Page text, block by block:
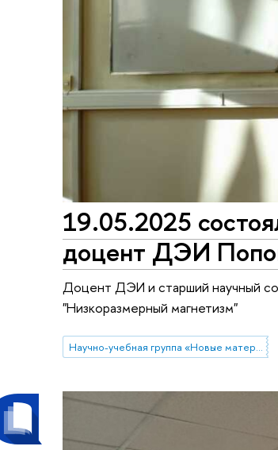
19.05.2025
доцент ДЭИ
Доцент ДЭИ и старший научный
"Низкоразмерный магнетизм"
Научно-учебная группа «Новые материалы для солнечной энергетики»